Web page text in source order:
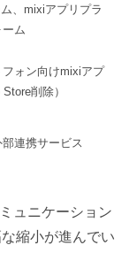
、mixiアプリプラ
ーム
フォン向けmixiアプ
削除）
連携サービス
ュニケーション
縮小が進んでい